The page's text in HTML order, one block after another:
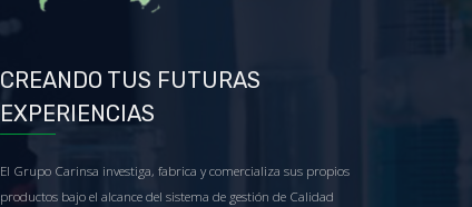
CREANDO TUS FUTURAS
EXPERIENCIAS
El Grupo Carinsa investiga, fabrica y comercializa sus propios
productos bajo el alcance del sistema de gestión de Calidad